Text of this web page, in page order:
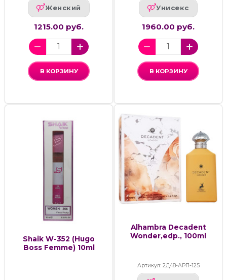
Женский
1215.00 руб.
В КОРЗИНУ
Унисекс
1960.00 руб.
В КОРЗИНУ
Shaik W-352 (Hugo
Boss Femme) 10ml
Alhambra Decadent
Wonder,edp., 100ml
Артикул: 2Д48-АРП-125